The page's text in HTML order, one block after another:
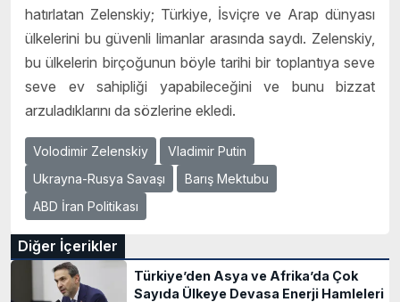
hatırlatan Zelenskiy; Türkiye, İsviçre ve Arap dünyası
ülkelerini bu güvenli limanlar arasında saydı. Zelenskiy,
bu ülkelerin birçoğunun böyle tarihi bir toplantıya seve
seve ev sahipliği yapabileceğini ve bunu bizzat
arzuladıklarını da sözlerine ekledi.
Volodimir Zelenskiy
Vladimir Putin
Ukrayna-Rusya Savaşı
Barış Mektubu
ABD İran Politikası
Diğer İçerikler
Türkiye’den Asya ve Afrika’da Çok
Sayıda Ülkeye Devasa Enerji Hamleleri